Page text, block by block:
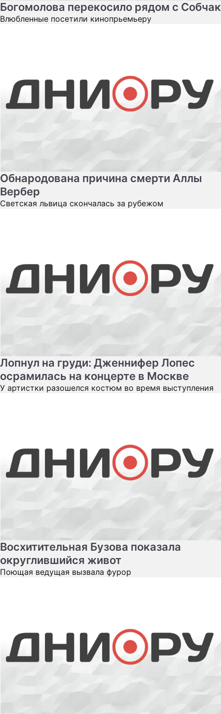
Богомолова перекосило рядом с Собчак
Влюбленные посетили кинопрьемьеру
Обнародована причина смерти Аллы
Вербер
Светская львица скончалась за рубежом
Лопнул на груди: Дженнифер Лопес
осрамилась на концерте в Москве
У артистки разошелся костюм во время выступления
Восхитительная Бузова показала
округлившийся живот
Поющая ведущая вызвала фурор